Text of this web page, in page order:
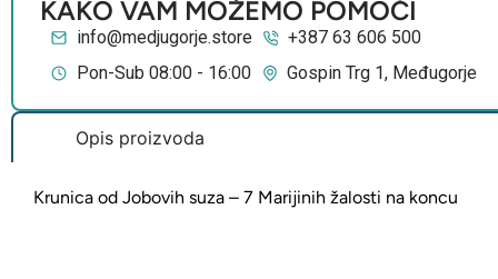
KAKO VAM MOŽEMO POMOĆI
info@medjugorje.store
+387 63 606 500
Pon-Sub 08:00 - 16:00
Gospin Trg 1, Međugorje
Opis proizvoda
Krunica od Jobovih suza – 7 Marijinih žalosti na koncu